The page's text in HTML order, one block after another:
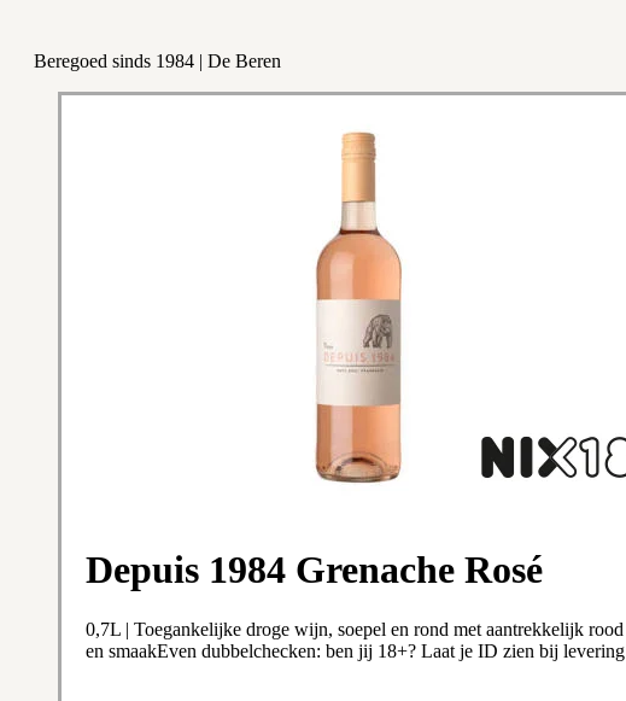
Beregoed sinds 1984 | De Beren
Depuis 1984 Grenache Rosé
0,7L | Toegankelijke droge wijn, soepel en rond met aantrekkelijk
en smaakEven dubbelchecken: ben jij 18+? Laat je ID zien bij